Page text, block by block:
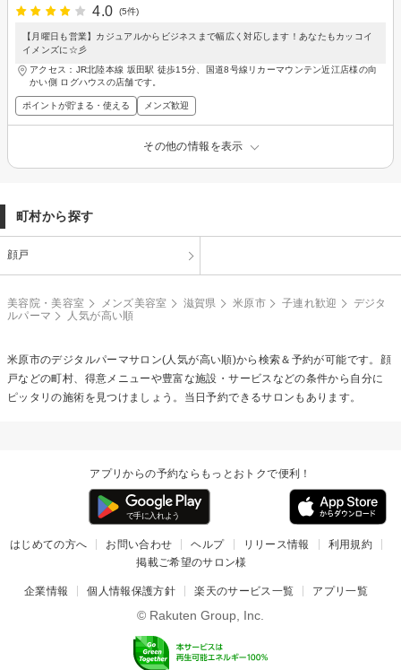
4.0
(5件)
【月曜日も営業】カジュアルからビジネスまで幅広く対応します！あなたもカッコイ
イメンズに☆彡
アクセス：JR北陸本線 坂田駅 徒歩15分、国道8号線リカーマウンテン近江店様の向
かい側 ログハウスの店舗です。
ポイントが貯まる・使える メンズ歓迎
その他の情報を表示
町村から探す
顔戸
美容院・美容室 メンズ美容室 滋賀県 米原市 子連れ歓迎
デジタ
ルパーマ
人気が高い順
米原市のデジタルパーマサロン(人気が高い順)から検索＆予約が可能です。顔
戸などの町村、得意メニューや豊富な施設・サービスなどの条件から自分に
ピッタリの施術を見つけましょう。当日予約できるサロンもあります。
アプリからの予約ならもっとおトクで便利！
はじめての方へ お問い合わせ ヘルプ リリース情報
利用規約
掲載ご希望のサロン様
企業情報 個人情報保護方針 楽天のサービス一覧 アプリ一覧
© Rakuten Group, Inc.